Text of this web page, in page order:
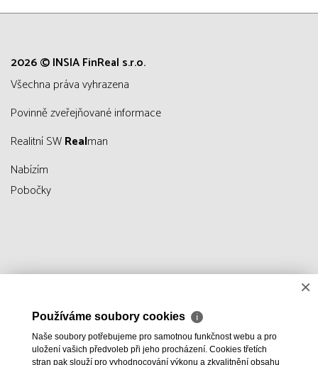
2026 © INSIA FinReal s.r.o.
všechna práva vyhrazena
Povinně zveřejňované informace
Realitní SWRealman
Nabízím
Pobočky
×
Používáme soubory cookies ℹ
Naše soubory potřebujeme pro samotnou funkčnost webu a pro
uložení vašich předvoleb při jeho procházení. Cookies třetích
stran pak slouží pro vyhodnocování výkonu a zkvalitnění obsahu